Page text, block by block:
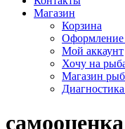
Магазин
Корзина
Оформление
Мой аккаунт
Хочу на
Магазин
самооценка